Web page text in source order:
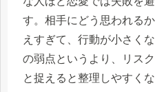
す。相手にどう思われる
えすぎて、行動が小さく
の弱点というより、リス
と捉えると整理しやすくな